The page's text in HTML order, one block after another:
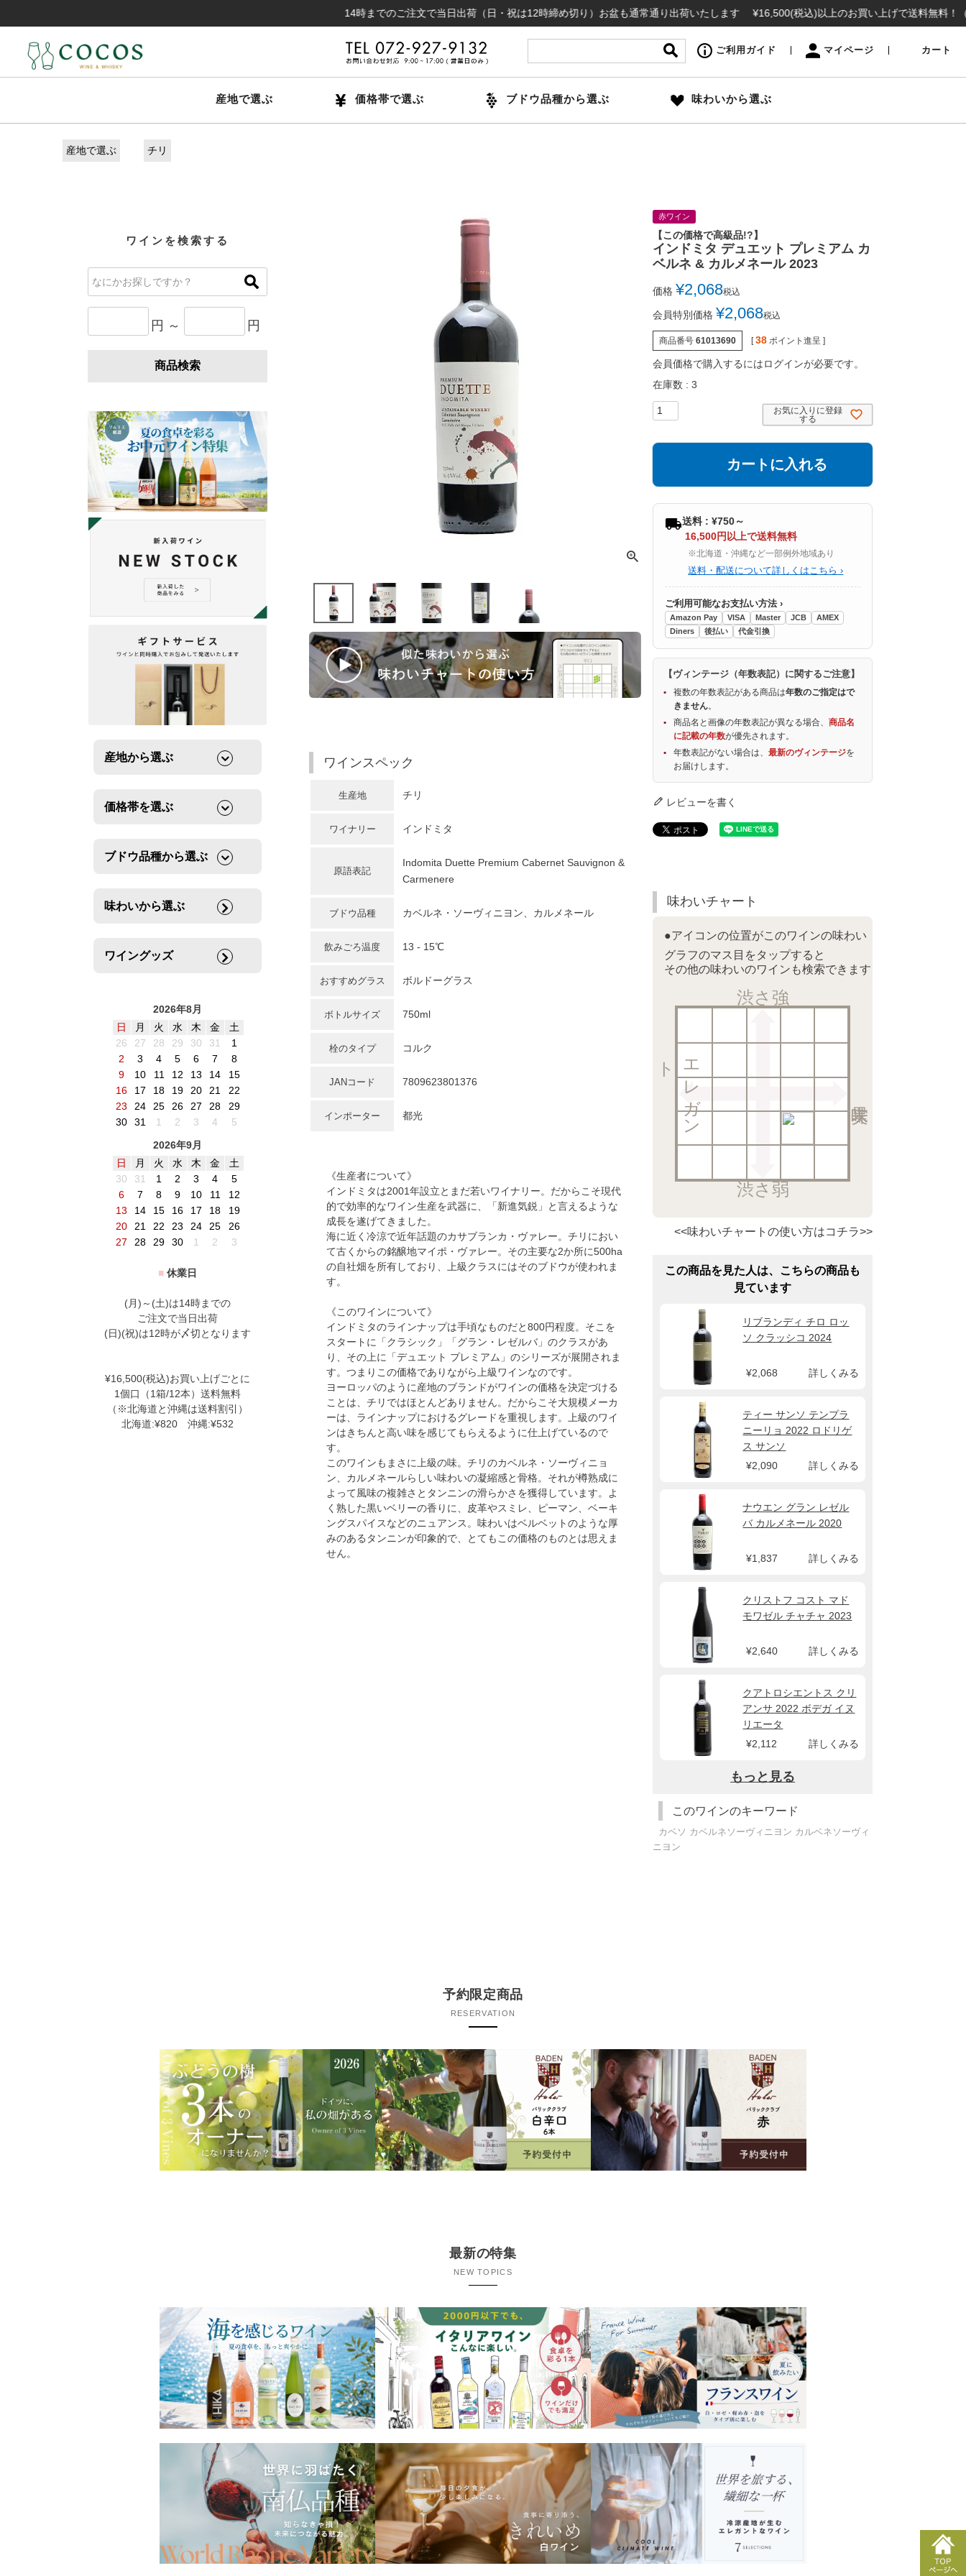
14時までのご注文で当日出荷（日・祝は12時締め切り）お盆も通常通り出荷いたします ¥16,500(税込)以上のお買い上げで送料無料！（※北海道
ご利用ガイド マイページ カート
産地で選ぶ 価格帯で選ぶ ブドウ品種から選ぶ 味わいから選ぶ
産地で選ぶ チリ
ワインを検索する
円 ～ 円
商品検索
産地から選ぶ
価格帯を選ぶ
ブドウ品種から選ぶ
味わいから選ぶ
ワイングッズ
2026年8月
日
月 火 水 木 金
土
26
27 28 29 30 31
1
2
3 4 5 6 7
8
9
10 11 12 13 14
15
16
17 18 19 20 21
22
23
24 25 26 27 28
29
30
31 1 2 3 4
5
2026年9月
日
月 火 水 木 金
土
30
31 1 2 3 4
5
6
7 8 9 10 11
12
13
14 15 16 17 18
19
20
21 22 23 24 25
26
27
28 29 30 1 2 3
■ 休業日
(月)～(土)は14時までの
ご注文で当日出荷
(日)(祝)は12時が〆切となります
¥16,500(税込)お買い上げごとに
1個口（1箱/12本）送料無料
（※北海道と沖縄は送料割引）
北海道:¥820 沖縄:¥532
ワインスペック
生産地 チリ
ワイナリー インドミタ
原語表記
Indomita Duette Premium Cabernet Sauvignon &
Carmenere
ブドウ品種 カベルネ・ソーヴィニヨン、カルメネール
飲みごろ温度 13 - 15℃
おすすめグラス ボルドーグラス
ボトルサイズ 750ml
栓のタイプ コルク
JANコード 7809623801376
インポーター 都光
《生産者について》
インドミタは2001年設立とまだ若いワイナリー。だからこそ現代
的で効率的なワイン生産を武器に、「新進気鋭」と言えるような
成長を遂げてきました。
海に近く冷涼で近年話題のカサブランカ・ヴァレー。チリにおい
て古くからの銘醸地マイポ・ヴァレー。その主要な2か所に500ha
の自社畑を所有しており、上級クラスにはそのブドウが使われま
す。
《このワインについて》
インドミタのラインナップは手頃なものだと800円程度。そこを
スタートに「クラシック」「グラン・レゼルバ」のクラスがあ
り、その上に「デュエット プレミアム」のシリーズが展開されま
す。つまりこの価格でありながら上級ワインなのです。
ヨーロッパのように産地のブランドがワインの価格を決定づける
ことは、チリではほとんどありません。だからこそ大規模メーカ
ーは、ラインナップにおけるグレードを重視します。上級のワイ
ンはきちんと高い味を感じてもらえるように仕上げているので
す。
このワインもまさに上級の味。チリのカベルネ・ソーヴィニョ
ン、カルメネールらしい味わいの凝縮感と骨格。それが樽熟成に
よって風味の複雑さとタンニンの滑らかさを獲得しています。よ
く熟した黒いベリーの香りに、皮革やスミレ、ピーマン、ベーキ
ングスパイスなどのニュアンス。味わいはベルベットのような厚
みのあるタンニンが印象的で、とてもこの価格のものとは思えま
せん。
赤ワイン
【この価格で高級品!?】
インドミタ デュエット プレミアム カ
ベルネ & カルメネール 2023
価格 ¥2,068税込
会員特別価格 ¥2,068税込
商品番号 61013690 [ 38 ポイント進呈 ]
会員価格で購入するにはログインが必要です。
在庫数
3
お気に入りに登録
する
カートに入れる
送料 : ¥750～
16,500円以上で送料無料
※北海道・沖縄など一部例外地域あり
送料・配送について詳しくはこちら ›
ご利用可能なお支払い方法 ›
Amazon Pay VISA Master JCB
AMEX
Diners
後払い 代金引換
【ヴィンテージ（年数表記）に関するご注意】
複数の年数表記がある商品は年数のご指定はで
きません。
商品名と画像の年数表記が異なる場合、商品名
に記載の年数が優先されます。
年数表記がない場合は、最新のヴィンテージを
お届けします。
レビューを書く
味わいチャート
●アイコンの位置がこのワインの味わい
グラフのマス目をタップすると
その他の味わいのワインも検索できます
渋さ強
渋さ弱
エ
レ
ガ
ン
ト
<<味わいチャートの使い方はコチラ>>
この商品を見た人は、こちらの商品も
見ています
リブランディ チロ ロッ
ソ クラッシコ 2024
¥2,068 詳しくみる
ティー サンソ テンプラ
ニーリョ 2022 ロドリゲ
ス サンソ
¥2,090
詳しくみる
ナウエン グラン レゼル
バ カルメネール 2020
¥1,837 詳しくみる
クリストフ コスト マド
モワゼル チャチャ 2023
¥2,640 詳しくみる
クアトロシエントス クリ
アンサ 2022 ボデガ イヌ
リエータ
¥2,112
詳しくみる
もっと見る
このワインのキーワード
カベソ カベルネソーヴィニヨン カルベネソーヴィ
ニヨン
予約限定商品
RESERVATION
最新の特集
NEW TOPICS